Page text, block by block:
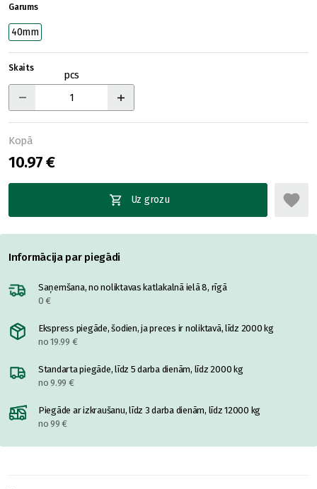
Garums
40mm
Skaits
pcs
Kopā
10.97 €
Uz grozu
Informācija par piegādi
Saņemšana, no noliktavas katlakalnā ielā 8, rīgā
0 €
Ekspress piegāde, šodien, ja preces ir noliktavā, līdz 2000 kg
no 19.99 €
Standarta piegāde, līdz 5 darba dienām, līdz 2000 kg
no 9.99 €
Piegāde ar izkraušanu, līdz 3 darba dienām, līdz 12000 kg
no 99 €